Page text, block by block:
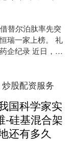
替尔泊肽率先突
瑞一家上榜。 礼
企纪录 近日，全
时刻——礼来成
炒股配资服务
国科学家实
-硅基混合架
还有多久